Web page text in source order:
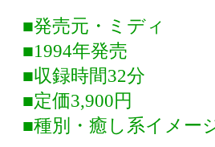
■発売元・ミディ
■1994年発売
■収録時間32分
■定価3,900円
■種別・癒し系イメー